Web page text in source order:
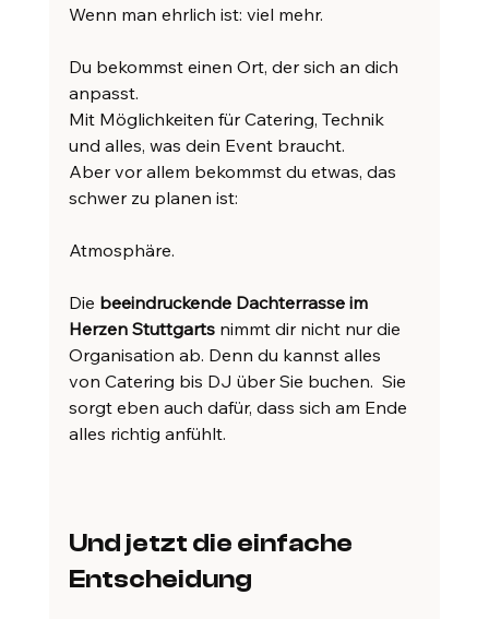
Wenn man ehrlich ist: viel mehr.
Du bekommst einen Ort, der sich an dich
anpasst.
Mit Möglichkeiten für Catering, Technik
und alles, was dein Event braucht.
Aber vor allem bekommst du etwas, das
schwer zu planen ist:
Atmosphäre.
Die beeindruckende Dachterrasse im
Herzen Stuttgarts nimmt dir nicht nur die
Organisation ab. Denn du kannst alles
von Catering bis DJ über Sie buchen.  Sie
sorgt eben auch dafür, dass sich am Ende
alles richtig anfühlt.
Und jetzt die einfache
Entscheidung